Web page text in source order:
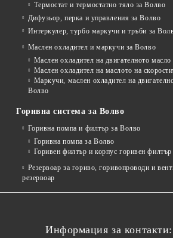
Термостат и термостатно тяло за Волво
Дифузьор, перка и управления за Волво
Интеркулер, турбо маркучи и тръби за
Маслен охладител и маркучи за Волво
Маслен охладител на двигателното
Маслен охладител на маслото на
Маркучи, маслен охладител на
Волво
Горивна система за Волво
Горивна помпа и филтър за Волво
Горивна помпа за Волво
Горивен филтър и корпус горивен
Резервоар за гориво, горивопроводи и
резервоар
Информация за контакти: